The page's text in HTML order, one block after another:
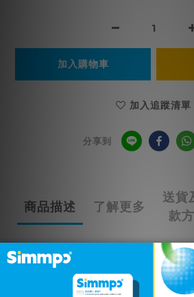
加入購物車
加入追蹤清單
分享到
商品描述 了解更多
送貨
款